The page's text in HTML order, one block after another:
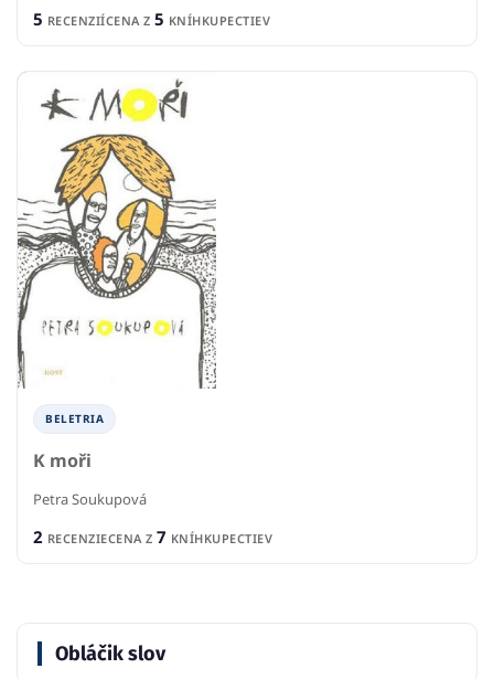
5 RECENZIÍCENA Z 5 KNÍHKUPECTIEV
BELETRIA
K moři
Petra Soukupová
2 RECENZIECENA Z 7 KNÍHKUPECTIEV
Obláčik slov